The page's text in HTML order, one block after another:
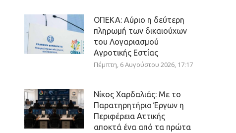
ΟΠΕΚΑ: Αύριο η δεύτερη
πληρωμή των δικαιούχων
του Λογαριασμού
Αγροτικής Εστίας
Πέμπτη, 6 Αυγούστου 2026, 17:17
Νίκος Χαρδαλιάς: Με το
Παρατηρητήριο Έργων η
Περιφέρεια Αττικής
αποκτά ένα από τα πρώτα